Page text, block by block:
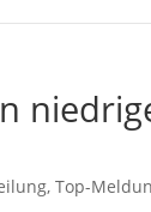
,Top-